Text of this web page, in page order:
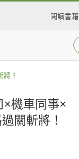
閱讀書籍
！
×機車同事×
關斬將！